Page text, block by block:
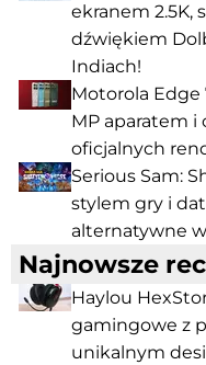
ekranem 2.5K,
dźwiękiem
Indiach!
Motorola Edge
MP aparatem i
oficjalnych
Serious Sam:
stylem gry i
alternatywne
Najnowsze
Haylou
gamingowe z
unikalnym